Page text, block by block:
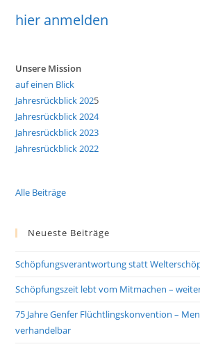
hier anmelden
Unsere Mission
auf einen Blick
Jahresrückblick 2025
Jahresrückblick 2024
Jahresrückblick 2023
Jahresrückblick 2022
Alle Beiträge
Neueste Beiträge
Schöpfungsverantwortung statt
Schöpfungszeit lebt vom Mitmachen –
75 Jahre Genfer Flüchtlingskonvention –
verhandelbar